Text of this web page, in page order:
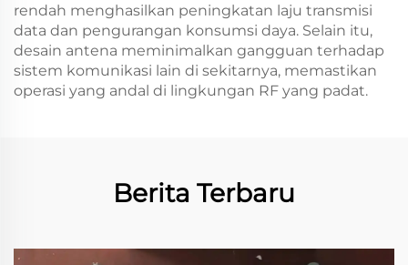
rendah menghasilkan peningkatan laju transmisi
data dan pengurangan konsumsi daya. Selain itu,
desain antena meminimalkan gangguan terhadap
sistem komunikasi lain di sekitarnya, memastikan
operasi yang andal di lingkungan RF yang padat.
Berita Terbaru